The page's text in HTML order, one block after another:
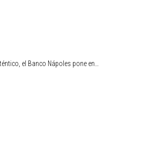
el Banco Nápoles pone en…